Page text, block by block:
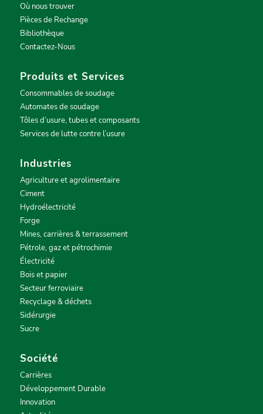
Où nous trouver
Pièces de Rechange
Bibliothèque
Contactez-Nous
Produits et Services
Consommables de soudage
Automates de soudage
Tôles d’usure, tubes et composants
Services de lutte contre l’usure
Industries
Agriculture et agrolimentaire
Ciment
Hydroélectricité
Forge
Mines, carrières & terrassement
Pétrole, gaz et pétrochimie
Électricité
Bois et papier
Secteur ferroviaire
Recyclage & déchets
Sidérurgie
Sucre
Société
Carrières
Développement Durable
Innovation